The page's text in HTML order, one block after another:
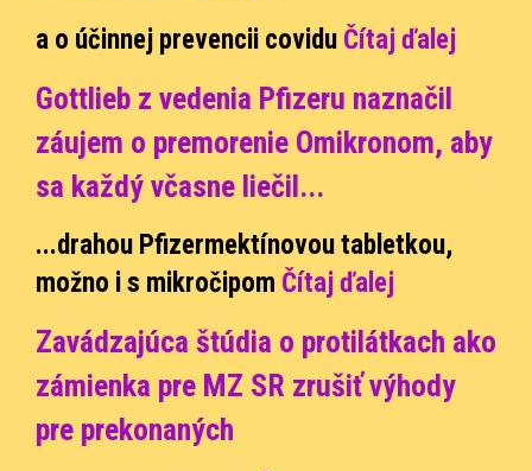
a o účinnej prevencii covidu Čítaj ďalej
Gottlieb z vedenia Pfizeru naznačil
záujem o premorenie Omikronom, aby
sa každý včasne liečil...
...drahou Pfizermektínovou tabletkou,
možno i s mikročipom Čítaj ďalej
Zavádzajúca štúdia o protilátkach ako
zámienka pre MZ SR zrušiť výhody
pre prekonaných